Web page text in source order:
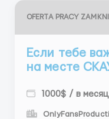
OFERTA PRACY
Если тебе
на месте
1000$ / в месяц